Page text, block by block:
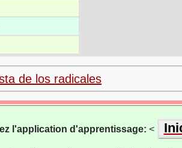
de los radicales
l'application d'apprentissage: <